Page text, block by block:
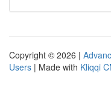
Copyright © 2026 |
Users | Made with Kliqqi